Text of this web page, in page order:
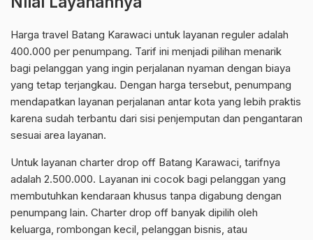
Harga travel Batang Karawaci untuk layanan reguler adalah
400.000 per penumpang. Tarif ini menjadi pilihan menarik
bagi pelanggan yang ingin perjalanan nyaman dengan biaya
yang tetap terjangkau. Dengan harga tersebut, penumpang
mendapatkan layanan perjalanan antar kota yang lebih praktis
karena sudah terbantu dari sisi penjemputan dan pengantaran
sesuai area layanan.
Untuk layanan charter drop off Batang Karawaci, tarifnya
adalah 2.500.000. Layanan ini cocok bagi pelanggan yang
membutuhkan kendaraan khusus tanpa digabung dengan
penumpang lain. Charter drop off banyak dipilih oleh
keluarga, rombongan kecil, pelanggan bisnis, atau